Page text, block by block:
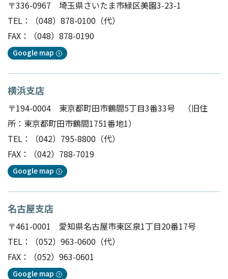
〒336-0967 埼玉県さいたま市緑区美園3-23-1
TEL：
（048）878-0100 （代）
FAX：（048）878-0190
Google map
横浜支店
〒194-0004 東京都町田市鶴間5丁目3番33号 （旧住
所：東京都町田市鶴間1751番地1）
TEL：
（042）795-8800 （代）
FAX：（042）788-7019
Google map
名古屋支店
〒461-0001 愛知県名古屋市東区泉1丁目20番17号
TEL：
（052）963-0600 （代）
FAX：（052）963-0601
Google map